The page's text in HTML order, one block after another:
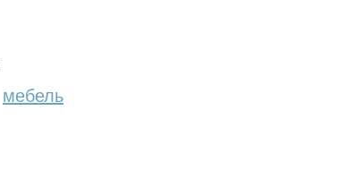
мебель